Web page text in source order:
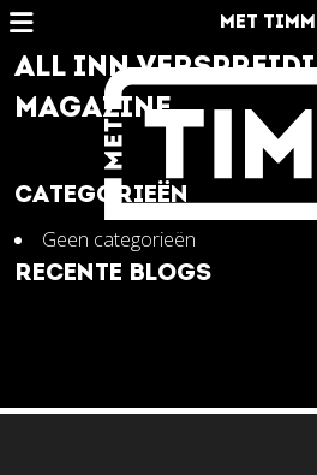
MET TIMM
ALL INN
MAGAZINE
CATEGORIEËN
Geen categorieën
RECENTE BLOGS